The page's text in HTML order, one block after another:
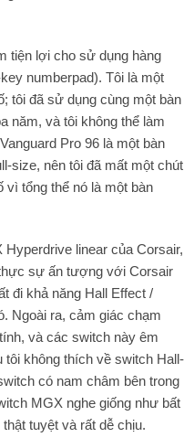
tiện lợi cho sử dụng hàng
numberpad). Tôi là một
tôi đã sử dụng cùng một bàn
năm, và tôi không thể làm
Pro 96 là một bàn
size, nên tôi đã mất một chút
vì tổng thể nó là một bàn
linear của Corsair,
sự ấn tượng với Corsair
đi khả năng Hall Effect /
Ngoài ra, cảm giác chạm
và các switch này êm
tôi không thích về switch Hall-
có nam châm bên trong
MGX nghe giống như bất
tuyệt và rất dễ chịu.